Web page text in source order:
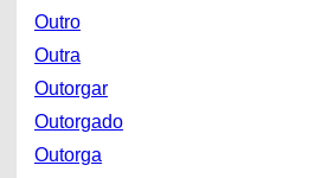
Outro
Outra
Outorgar
Outorgado
Outorga